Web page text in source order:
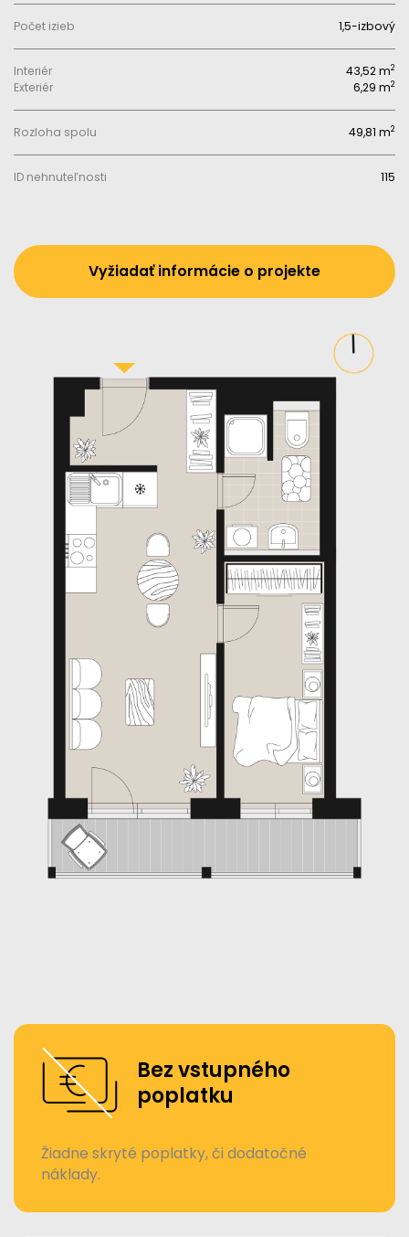
Počet izieb 1,5-izbový
Interiér 43,52 m2
Exteriér 6,29 m2
Rozloha spolu 49,81 m2
ID nehnuteľnosti 115
Vyžiadať informácie o projekte
Bez vstupného
poplatku
Žiadne skryté poplatky, či dodatočné
náklady.